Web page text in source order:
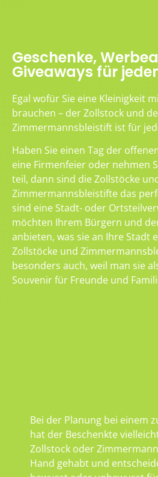
Geschenke,
Giveaways für
Egal wofür Sie eine Kleinigkeit
brauchen – der Zollstock und
Zimmermannsbleistift ist für
Haben Sie einen Tag der
eine Firmenfeier oder nehmen
teil, dann sind die Zollstöcke
Zimmermannsbleistifte das
sind eine Stadt- oder
möchten Ihrem Bürgern und
anbieten, was sie an Ihre Stadt
Zollstöcke und
besonders auch, weil man sie
Souvenir für Freunde und
Bei der Planung bei einem
hat der Beschenkte
Zollstock oder
Hand gehabt und